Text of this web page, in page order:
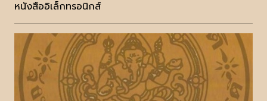
หนังสืออิเล็กทรอนิกส์